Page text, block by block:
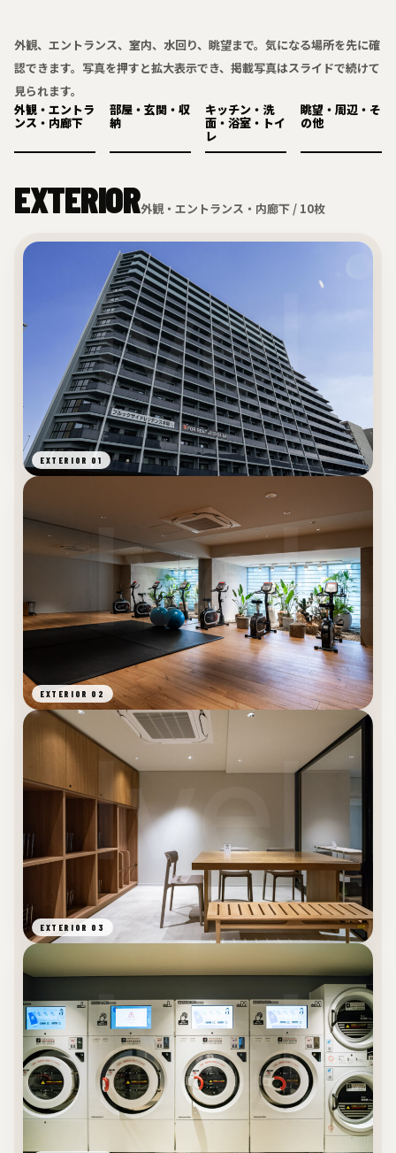
外観、エントランス、室内、水回り、眺望まで。気になる場所を先に確
認できます。写真を押すと拡大表示でき、掲載写真はスライドで続けて
見られます。
外観・エントラ
ンス・内廊下
部屋・玄関・収
納
キッチン・洗
面・浴室・トイ
レ
眺望・周辺・そ
の他
EXTERIOR外観・エントランス・内廊下 / 10枚
EXTERIOR 01
EXTERIOR 02
EXTERIOR 03